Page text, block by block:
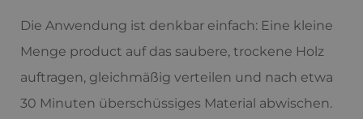
Die Anwendung ist denkbar einfach: Eine kleine
Menge product auf das saubere, trockene Holz
auftragen, gleichmäßig verteilen und nach etwa
30 Minuten überschüssiges Material abwischen.